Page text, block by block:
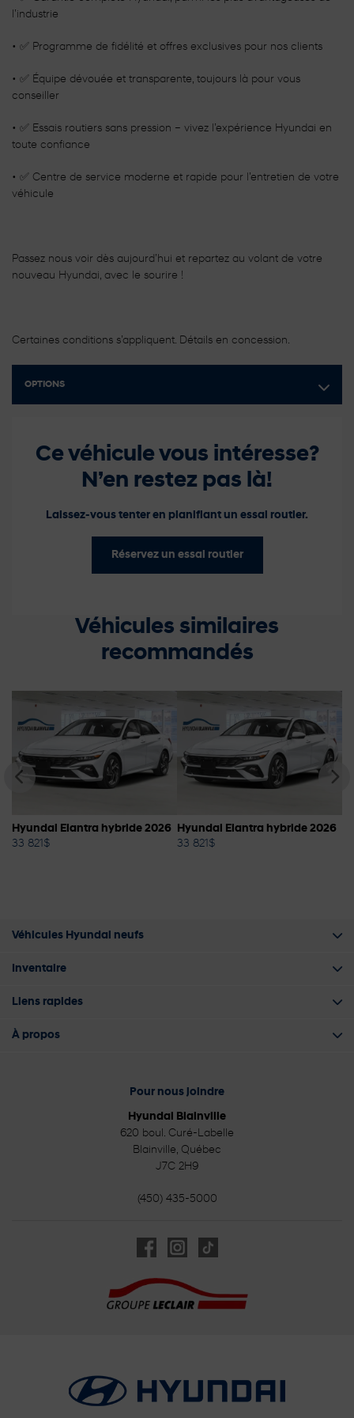
l’industrie
• ✅ Programme de fidélité et offres exclusives pour nos clients
• ✅ Équipe dévouée et transparente, toujours là pour vous
conseiller
• ✅ Essais routiers sans pression – vivez l’expérience Hyundai en
toute confiance
• ✅ Centre de service moderne et rapide pour l’entretien de votre
véhicule
Passez nous voir dès aujourd’hui et repartez au volant de votre
nouveau Hyundai, avec le sourire !
Certaines conditions s’appliquent. Détails en concession.
OPTIONS
Ce véhicule vous intéresse?
N’en restez pas là!
Laissez-vous tenter en planifiant un essai routier.
Réservez un essai routier
Véhicules similaires
recommandés
Hyundai Elantra hybride 2026
33 821 $
Hyundai Elantra hybride 2026
33 821 $
Pour nous joindre
Hyundai Blainville
620 boul. Curé-Labelle
Blainville, Québec
J7C 2H9
(450) 435-5000
Véhicules Hyundai neufs
Inventaire
Liens rapides
À propos